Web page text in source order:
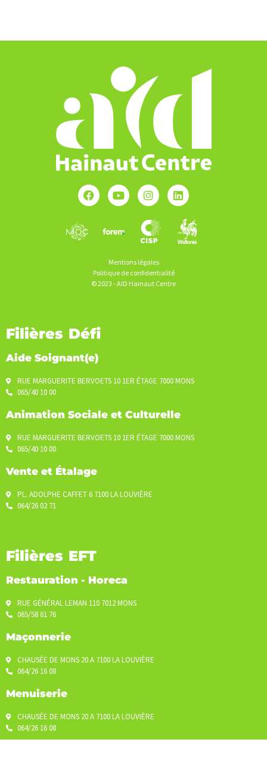
Mentions légales
Politique de confidentialité
© 2023 - AID Hainaut Centre
Filières Défi
Aide Soignant(e)
RUE MARGUERITE BERVOETS 10 1ER ÉTAGE 7000 MONS
065/40 10 00
Animation Sociale et Culturelle
RUE MARGUERITE BERVOETS 10 1ER ÉTAGE 7000 MONS
065/40 10 00
Vente et Étalage
PL. ADOLPHE CAFFET 6 7100 LA LOUVIÈRE
064/26 02 71
Filières EFT
Restauration - Horeca
RUE GÉNÉRAL LEMAN 110 7012 MONS
065/58 61 76
Maçonnerie
CHAUSÉE DE MONS 20 A 7100 LA LOUVIÈRE
064/26 16 08
Menuiserie
CHAUSÉE DE MONS 20 A 7100 LA LOUVIÈRE
064/26 16 08